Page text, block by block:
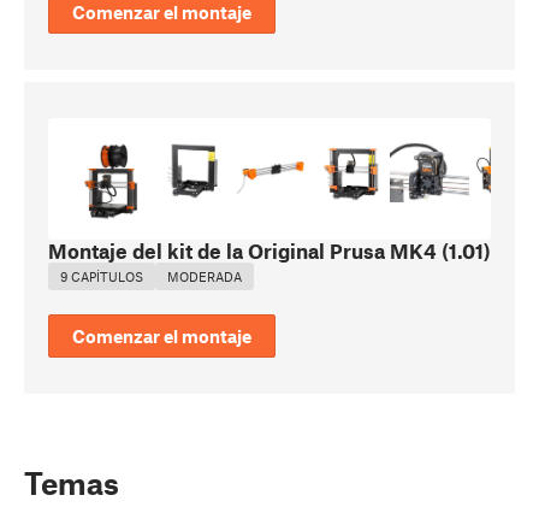
Comenzar el montaje
Montaje del kit de la Original Prusa MK4 (1.01)
9 CAPÍTULOS MODERADA
Comenzar el montaje
Temas